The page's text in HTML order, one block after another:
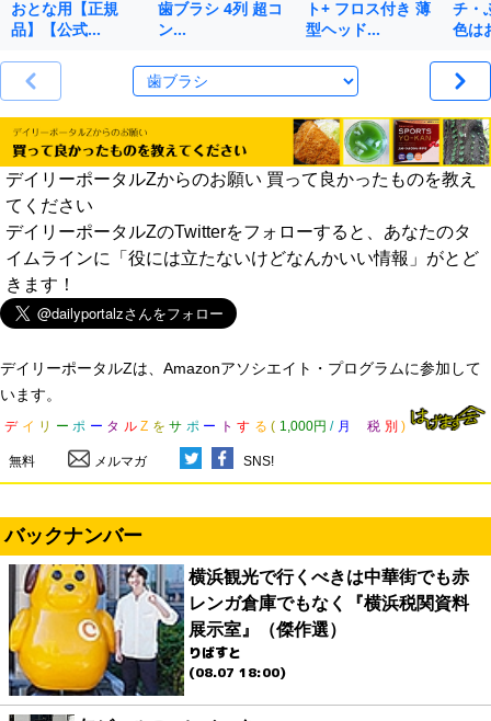
おとな用【正規
品】【公式…
歯ブラシ 4列 超コ
ン…
ト+ フロス付き 薄
型ヘッド…
チ・
色は
デイリーポータルZからのお願い 買って良かったものを教え
てください
デイリーポータルZのTwitterをフォローすると、あなたのタ
イムラインに「役には立たないけどなんかいい情報」がとど
きます！
デイリーポータルZは、Amazonアソシエイト・プログラムに参加して
います。
デ イ リ ー ポ ー タ ル Z を サ ポ ー ト す る ( 1,000円 / 月 税 別 )
無料 メルマガ SNS!
バックナンバー
横浜観光で行くべきは中華街でも赤
レンガ倉庫でもなく『横浜税関資料
展示室』（傑作選）
りばすと
(08.07 18:00)